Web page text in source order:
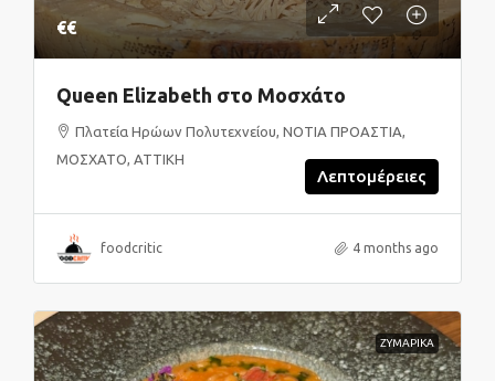
€€
Queen Elizabeth στο Μοσχάτο
Πλατεία Ηρώων Πολυτεχνείου, ΝΟΤΙΑ ΠΡΟΑΣΤΙΑ,
ΜΟΣΧΑΤΟ, ΑΤΤΙΚΗ
Λεπτομέρειες
foodcritic 4 months ago
ΖΥΜΑΡΙΚΑ